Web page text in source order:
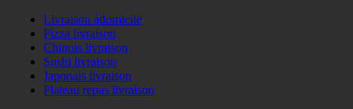
Livraison àdomicile
Pizza livraison
Chinois livraison
Sushi livraison
Japonais livraison
Plateau repas livraison